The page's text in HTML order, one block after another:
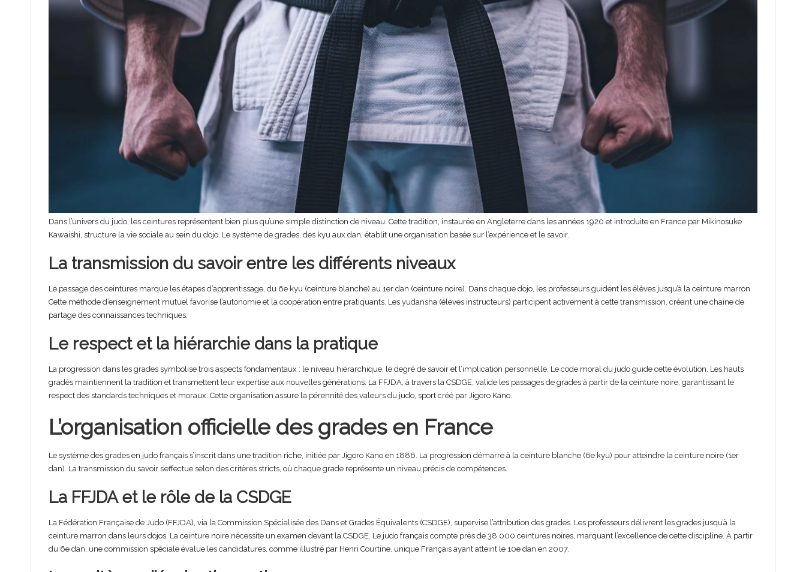
Dans l’univers du judo, les ceintures représentent bien plus qu’une simple distinction de niveau. Cette tradition, instaurée en Angleterre dans les années 1920 et introduite en France par Mikinosuke
Kawaishi, structure la vie sociale au sein du dojo. Le système de grades, des kyu aux dan, établit une organisation basée sur l’expérience et le savoir.
La transmission du savoir entre les différents niveaux
Le passage des ceintures marque les étapes d’apprentissage, du 6e kyu (ceinture blanche) au 1er dan (ceinture noire). Dans chaque dojo, les professeurs guident les élèves jusqu’à la ceinture marron.
Cette méthode d’enseignement mutuel favorise l’autonomie et la coopération entre pratiquants. Les yudansha (élèves instructeurs) participent activement à cette transmission, créant une chaîne de
partage des connaissances techniques.
Le respect et la hiérarchie dans la pratique
La progression dans les grades symbolise trois aspects fondamentaux : le niveau hiérarchique, le degré de savoir et l’implication personnelle. Le code moral du judo guide cette évolution. Les hauts
gradés maintiennent la tradition et transmettent leur expertise aux nouvelles générations. La FFJDA, à travers la CSDGE, valide les passages de grades à partir de la ceinture noire, garantissant le
respect des standards techniques et moraux. Cette organisation assure la pérennité des valeurs du judo, sport créé par Jigoro Kano.
L’organisation officielle des grades en France
Le système des grades en judo français s’inscrit dans une tradition riche, initiée par Jigoro Kano en 1886. La progression démarre à la ceinture blanche (6e kyu) pour atteindre la ceinture noire (1er
dan). La transmission du savoir s’effectue selon des critères stricts, où chaque grade représente un niveau précis de compétences.
La FFJDA et le rôle de la CSDGE
La Fédération Française de Judo (FFJDA), via la Commission Spécialisée des Dans et Grades Équivalents (CSDGE), supervise l’attribution des grades. Les professeurs délivrent les grades jusqu’à la
ceinture marron dans leurs dojos. La ceinture noire nécessite un examen devant la CSDGE. Le judo français compte près de 38 000 ceintures noires, marquant l’excellence de cette discipline. À partir
du 6e dan, une commission spéciale évalue les candidatures, comme illustré par Henri Courtine, unique Français ayant atteint le 10e dan en 2007.